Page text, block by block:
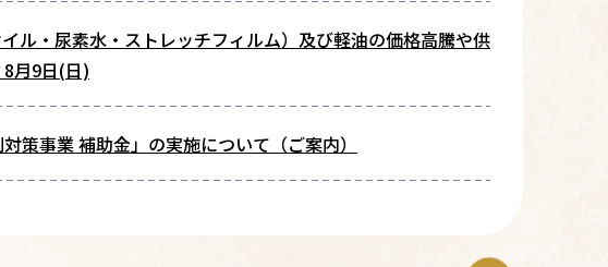
ル・尿素水・ストレッチフィルム）及び軽油の価格高騰や供
月9日(日)
策事業 補助金」の実施について（ご案内）